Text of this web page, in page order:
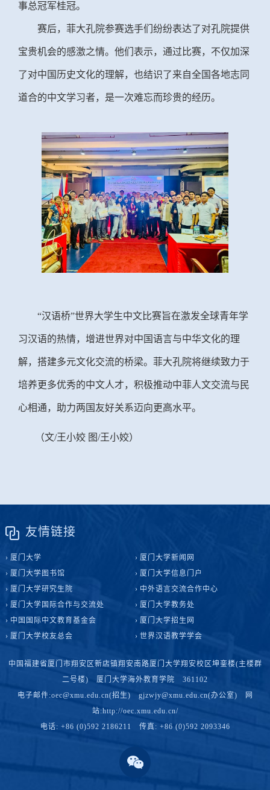
事总冠军桂冠。
赛后，菲大孔院参赛选手们纷纷表达了对孔院提供
宝贵机会的感激之情。他们表示，通过比赛，不仅加深
了对中国历史文化的理解，也结识了来自全国各地志同
道合的中文学习者，是一次难忘而珍贵的经历。
“汉语桥”世界大学生中文比赛旨在激发全球青年学
习汉语的热情，增进世界对中国语言与中华文化的理
解，搭建多元文化交流的桥梁。菲大孔院将继续致力于
培养更多优秀的中文人才，积极推动中菲人文交流与民
心相通，助力两国友好关系迈向更高水平。
（文/王小姣 图/王小姣）
友情链接
厦门大学
厦门大学新闻网
厦门大学图书馆
厦门大学信息门户
厦门大学研究生院
中外语言交流合作中心
厦门大学国际合作与交流处
厦门大学教务处
中国国际中文教育基金会
厦门大学招生网
厦门大学校友总会
世界汉语教学学会
中国福建省厦门市翔安区新店镇翔安南路厦门大学翔安校区坤銮楼(主楼群
二号楼) 厦门大学海外教育学院 361102
电子邮件:oec@xmu.edu.cn(招生) gjzwjy@xmu.edu.cn(办公室) 网
站:http://oec.xmu.edu.cn/
电话: +86 (0)592 2186211 传真: +86 (0)592 2093346